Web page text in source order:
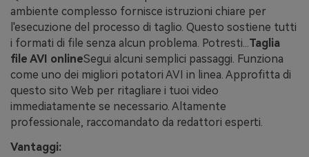
ambiente complesso fornisce istruzioni chiare per
l'esecuzione del processo di taglio. Questo sostiene tutti
i formati di file senza alcun problema. Potresti... Taglia
file AVI onlineSegui alcuni semplici passaggi. Funziona
come uno dei migliori potatori AVI in linea. Approfitta di
questo sito Web per ritagliare i tuoi video
immediatamente se necessario. Altamente
professionale, raccomandato da redattori esperti.
Vantaggi: